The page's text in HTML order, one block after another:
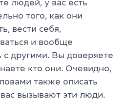
людей, у вас есть
того, как они
вести себя,
и вообще
с другими. Вы доверяете
кто они. Очевидно,
также описать
вызывают эти люди.